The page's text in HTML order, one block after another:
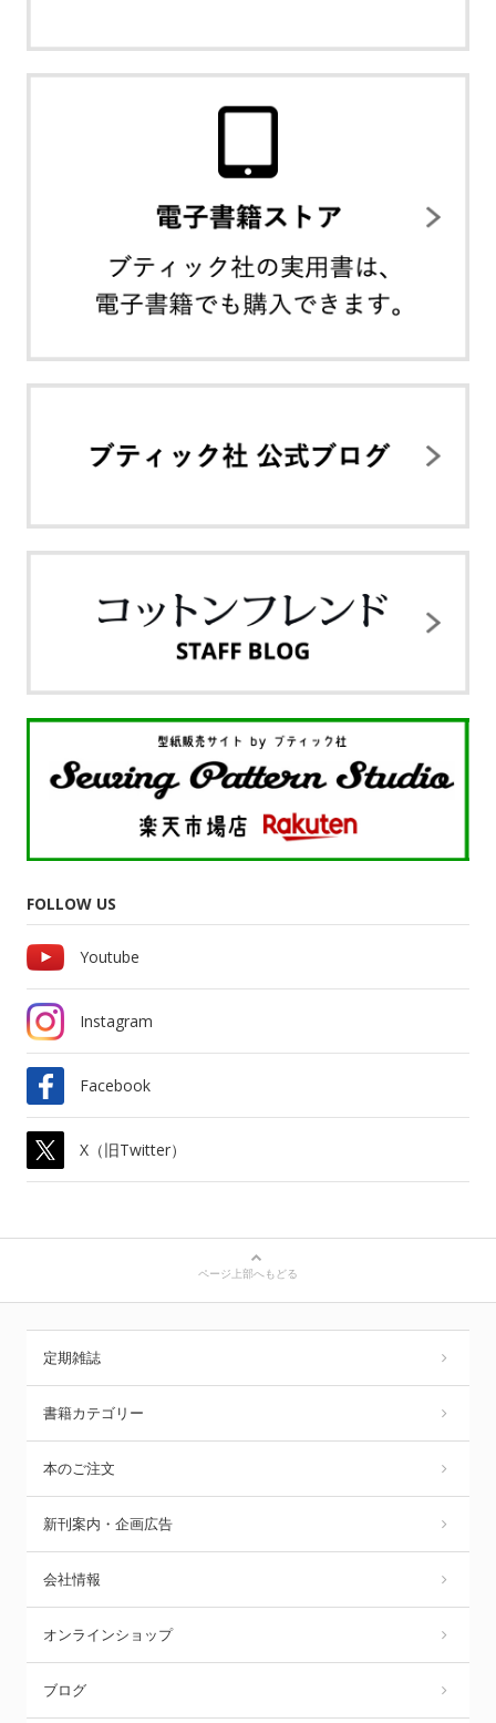
FOLLOW US
Youtube
Instagram
Facebook
X（旧Twitter）
ページ上部へもどる
定期雑誌
書籍カテゴリー
本のご注文
新刊案内・企画広告
会社情報
オンラインショップ
ブログ